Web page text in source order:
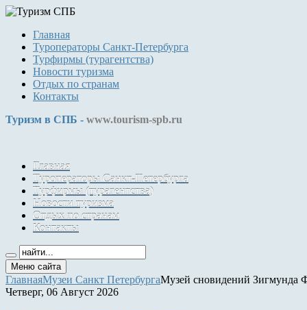
Главная
Туроператоры Санкт-Петербурга
Турфирмы (турагентства)
Новости туризма
Отдых по странам
Контакты
Туризм в СПБ - www.tourism-spb.ru
Главная
Туроператоры Санкт-Петербурга
Турфирмы (турагентства)
Новости туризма
Отдых по странам
Контакты
Меню сайта
ГлавнаяМузеи Санкт ПетербургаМузей сновидений Зигмунда
Четверг, 06 Август 2026